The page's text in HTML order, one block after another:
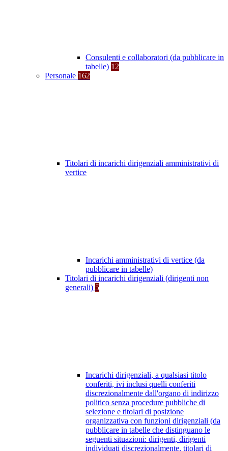
Consulenti e collaboratori (da pubblicare in
tabelle) 12
Personale 162
Titolari di incarichi dirigenziali amministrativi di
vertice
Incarichi amministrativi di vertice (da
pubblicare in tabelle)
Titolari di incarichi dirigenziali (dirigenti non
generali) 5
Incarichi dirigenziali, a qualsiasi titolo
conferiti, ivi inclusi quelli conferiti
discrezionalmente dall'organo di indirizzo
politico senza procedure pubbliche di
selezione e titolari di posizione
organizzativa con funzioni dirigenziali (da
pubblicare in tabelle che distinguano le
seguenti situazioni: dirigenti, dirigenti
individuati discrezionalmente, titolari di